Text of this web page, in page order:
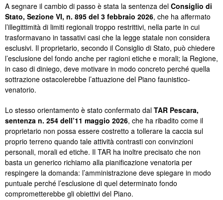
A segnare il cambio di passo è stata la sentenza del Consiglio di
Stato, Sezione VI, n. 895 del 3 febbraio 2026, che ha affermato
l’illegittimità di limiti regionali troppo restrittivi, nella parte in cui
trasformavano in tassativi casi che la legge statale non considera
esclusivi. Il proprietario, secondo il Consiglio di Stato, può chiedere
l’esclusione del fondo anche per ragioni etiche e morali; la Regione,
in caso di diniego, deve motivare in modo concreto perché quella
sottrazione ostacolerebbe l’attuazione del Piano faunistico-
venatorio.
Lo stesso orientamento è stato confermato dal TAR Pescara,
sentenza n. 254 dell’11 maggio 2026, che ha ribadito come il
proprietario non possa essere costretto a tollerare la caccia sul
proprio terreno quando tale attività contrasti con convinzioni
personali, morali ed etiche. Il TAR ha inoltre precisato che non
basta un generico richiamo alla pianificazione venatoria per
respingere la domanda: l’amministrazione deve spiegare in modo
puntuale perché l’esclusione di quel determinato fondo
comprometterebbe gli obiettivi del Piano.